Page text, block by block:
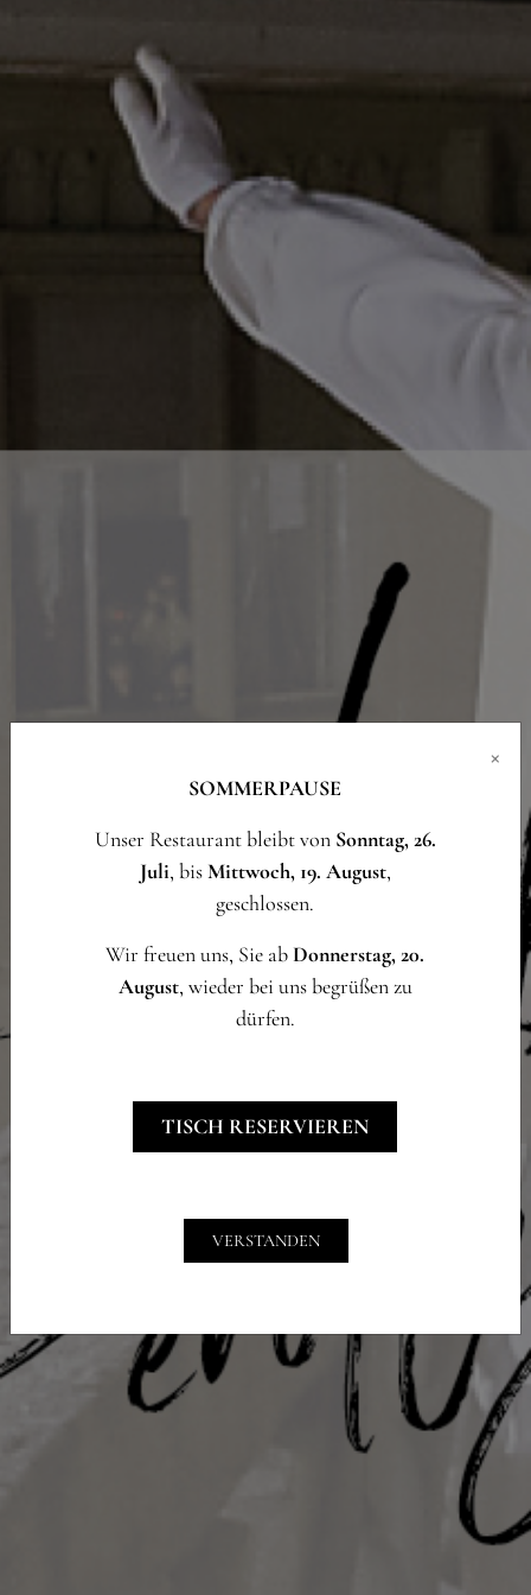
×
SOMMERPAUSE
Unser Restaurant bleibt von Sonntag, 26.
Juli, bisMittwoch, 19. August,
geschlossen.
Wir freuen uns, Sie abDonnerstag, 20.
August, wieder bei uns begrüßen zu
dürfen.
TISCH RESERVIEREN
VERSTANDEN